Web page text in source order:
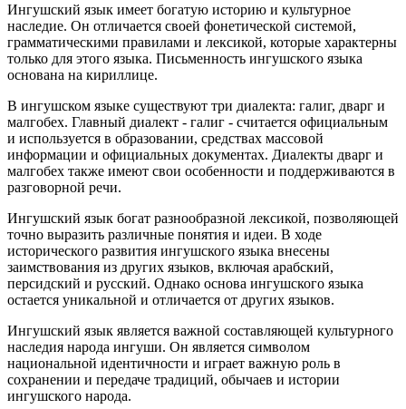
Ингушский язык имеет богатую историю и культурное
наследие. Он отличается своей фонетической системой,
грамматическими правилами и лексикой, которые характерны
только для этого языка. Письменность ингушского языка
основана на кириллице.
В ингушском языке существуют три диалекта: галиг, дварг и
малгобех. Главный диалект - галиг - считается официальным
и используется в образовании, средствах массовой
информации и официальных документах. Диалекты дварг и
малгобех также имеют свои особенности и поддерживаются в
разговорной речи.
Ингушский язык богат разнообразной лексикой, позволяющей
точно выразить различные понятия и идеи. В ходе
исторического развития ингушского языка внесены
заимствования из других языков, включая арабский,
персидский и русский. Однако основа ингушского языка
остается уникальной и отличается от других языков.
Ингушский язык является важной составляющей культурного
наследия народа ингуши. Он является символом
национальной идентичности и играет важную роль в
сохранении и передаче традиций, обычаев и истории
ингушского народа.